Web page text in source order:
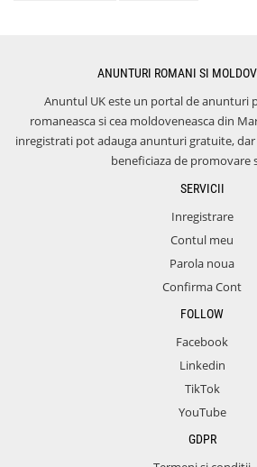
ANUNTURI ROMANI SI
Anuntul UK este un portal de anunturi
romaneasca si cea moldoveneasca din
inregistrati pot adauga anunturi gratuite,
beneficiaza de promovare
SERVICII
Inregistrare
Contul meu
Parola noua
Confirma Cont
FOLLOW
Facebook
Linkedin
TikTok
YouTube
GDPR